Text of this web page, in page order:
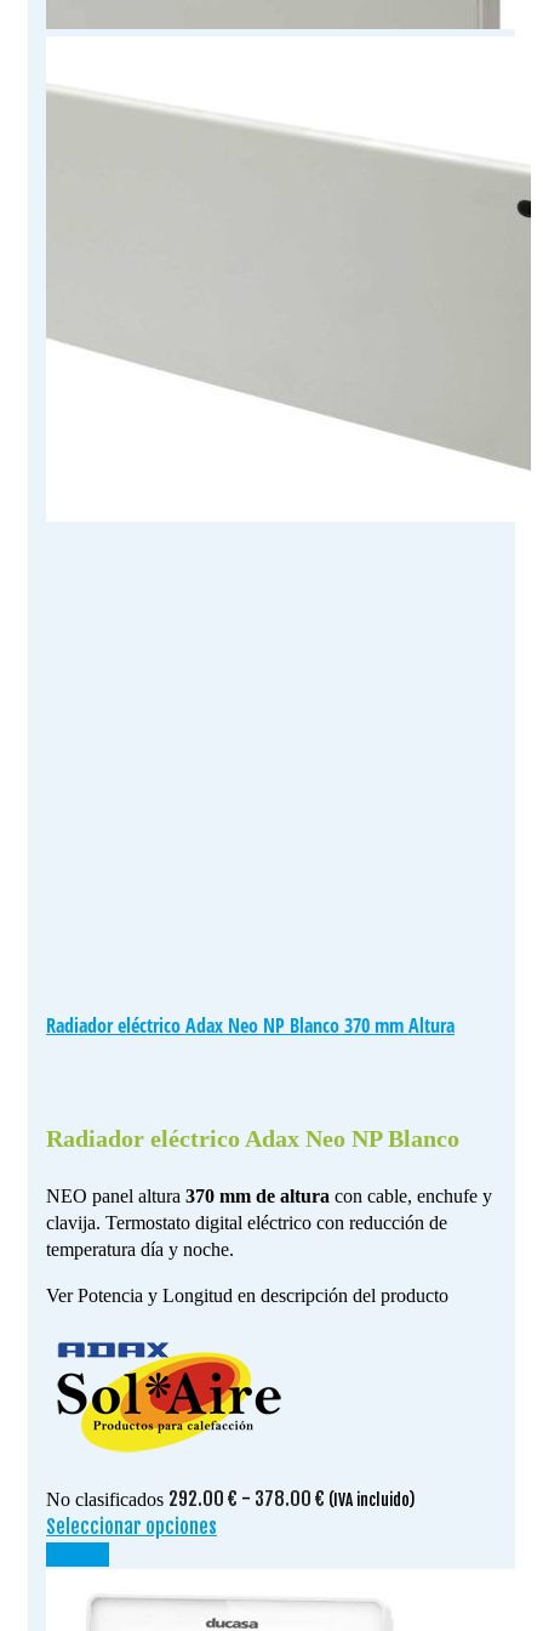
Radiador eléctrico Adax Neo NP Blanco 370 mm Altura
Radiador eléctrico Adax Neo NP Blanco
NEO panel altura 370 mm de altura con cable, enchufe y
clavija. Termostato digital eléctrico con reducción de
temperatura día y noche.
Ver Potencia y Longitud en descripción del producto
No clasificados 292.00 € - 378.00 € Rango
292.00 €
(IVA incluido)
Seleccionar opciones
múltiples